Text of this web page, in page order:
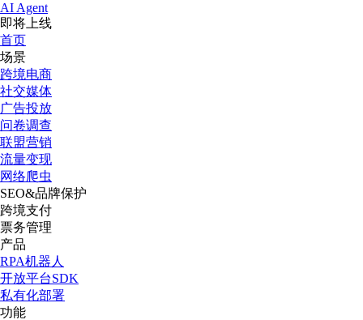
AI Agent
即将上线
首页
场景
跨境电商
社交媒体
广告投放
问卷调查
联盟营销
流量变现
网络爬虫
SEO&品牌保护
跨境支付
票务管理
产品
RPA机器人
开放平台SDK
私有化部署
功能